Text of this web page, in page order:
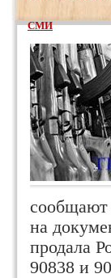
СМИ
сообщают
на
продала
90838 и